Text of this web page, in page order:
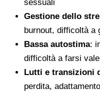
sessuali
Gestione dello
burnout, difficoltà a
Bassa autostima:
difficoltà a farsi
Lutti e transizioni
perdita,